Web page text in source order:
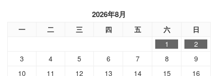
2026年8月
一 二 三 四 五 六 日
1
2
3
4 5 6 7 8
9
10
11 12 13 14 15
16